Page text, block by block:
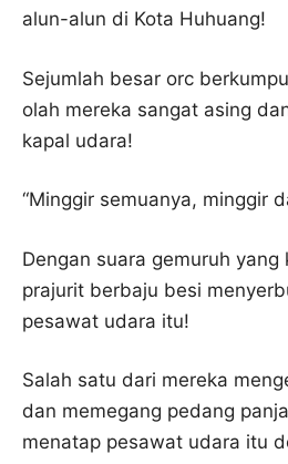
alun-alun di Kota Huhuang!
Sejumlah besar orc
olah mereka sangat asing
kapal udara!
“Minggir semuanya, minggir
Dengan suara gemuruh yang
prajurit berbaju besi
pesawat udara itu!
Salah satu dari mereka
dan memegang pedang
menatap pesawat udara itu